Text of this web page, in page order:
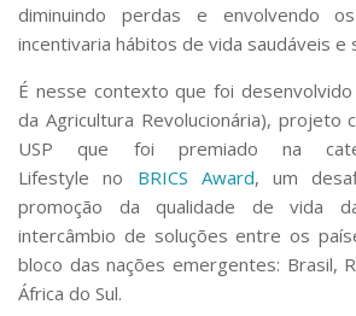
Serviços
Bibliotecas
Apoio ao Estudante
Segurança, Trânsito e Prevenção
RH, Administrativo e Financeiro
Outros serviços
Comunicação
Assessorias e Mídias
Aplicativos e Sites
Jornal da USP
Agenda de Eventos
diminuindo perdas e envolvendo
incentivaria hábitos de vida saudáveis e
É nesse contexto que foi desenvolvido
da Agricultura Revolucionária), projeto
USP que foi premiado na
Lifestyle no BRICS Award, um
promoção da qualidade de vida
intercâmbio de soluções entre os
bloco das nações emergentes: Brasil,
África do Sul.